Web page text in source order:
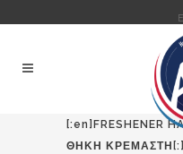
[:en]FRESHENER
ΘΗΚΗ ΚΡΕΜΑΣΤΗ[:]